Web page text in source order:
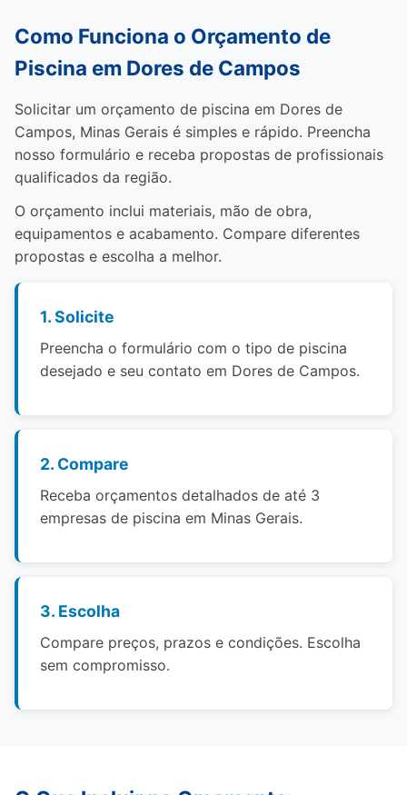
Como Funciona o Orçamento de
Piscina em Dores de Campos
Solicitar um orçamento de piscina em Dores de
Campos, Minas Gerais é simples e rápido. Preencha
nosso formulário e receba propostas de profissionais
qualificados da região.
O orçamento inclui materiais, mão de obra,
equipamentos e acabamento. Compare diferentes
propostas e escolha a melhor.
1. Solicite
Preencha o formulário com o tipo de piscina
desejado e seu contato em Dores de Campos.
2. Compare
Receba orçamentos detalhados de até 3
empresas de piscina em Minas Gerais.
3. Escolha
Compare preços, prazos e condições. Escolha
sem compromisso.